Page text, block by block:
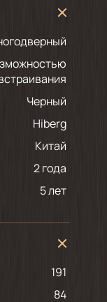
черный
Hiberg
Китай
2 года
5 лет
191
84